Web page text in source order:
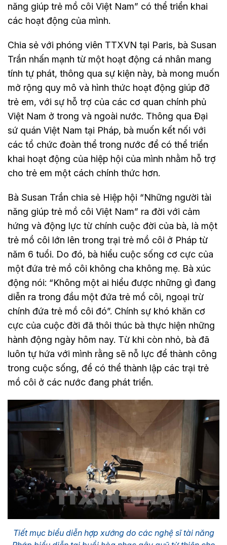
năng giúp trẻ mồ côi Việt Nam” có thể triển khai
các hoạt động của mình.
Chia sẻ với phóng viên TTXVN tại Paris, bà Susan
Trần nhấn mạnh từ một hoạt động cá nhân mang
tính tự phát, thông qua sự kiện này, bà mong muốn
mở rộng quy mô và hình thức hoạt động giúp đỡ
trẻ em, với sự hỗ trợ của các cơ quan chính phủ
Việt Nam ở trong và ngoài nước. Thông qua Đại
sứ quán Việt Nam tại Pháp, bà muốn kết nối với
các tổ chức đoàn thể trong nước để có thể triển
khai hoạt động của hiệp hội của mình nhằm hỗ trợ
cho trẻ em một cách chính thức hơn.
Bà Susan Trần chia sẻ Hiệp hội “Những người tài
năng giúp trẻ mồ côi Việt Nam” ra đời với cảm
hứng và động lực từ chính cuộc đời của bà, là một
trẻ mồ côi lớn lên trong trại trẻ mồ côi ở Pháp từ
năm 6 tuổi. Do đó, bà hiểu cuộc sống cơ cực của
một đứa trẻ mồ côi không cha không mẹ. Bà xúc
động nói: “Không một ai hiểu được những gì đang
diễn ra trong đầu một đứa trẻ mồ côi, ngoại trừ
chính đứa trẻ mồ côi đó”. Chính sự khó khăn cơ
cực của cuộc đời đã thôi thúc bà thực hiện những
hành động ngày hôm nay. Từ khi còn nhỏ, bà đã
luôn tự hứa với mình rằng sẽ nỗ lực để thành công
trong cuộc sống, để có thể thành lập các trại trẻ
mồ côi ở các nước đang phát triển.
Tiết mục biểu diễn hợp xướng do các nghệ sĩ tài năng